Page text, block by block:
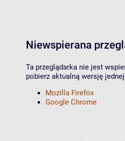
Niewspierana
Ta przeglądarka nie jest
pobierz aktualną wersję
Mozilla Firefox
Google Chrome